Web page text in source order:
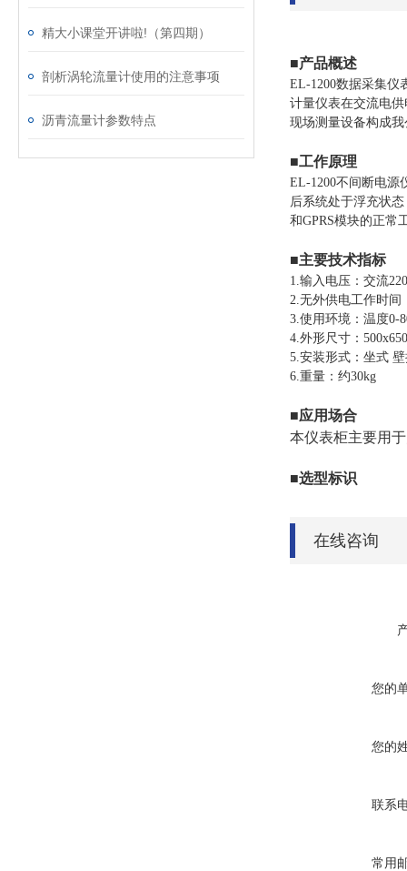
精大小课堂开讲啦!（第四期）
剖析涡轮流量计使用的注意事项
沥青流量计参数特点
■产品概述
EL-1200数据采集仪
计量仪表在交流电
现场测量设备构成
■工作原理
EL-1200不间断电源
后系统处于浮充状
和GPRS模块的正常
■主要技术指标
1.输入电压：交流
2.无外供电工作时间
3.使用环境：温度0-
4.外形尺寸：
5.安装形式：坐式
6.重量：约30kg
■应用场合
本仪表柜主要用
■选型标识
在线咨询
您的
您的
联系
常用